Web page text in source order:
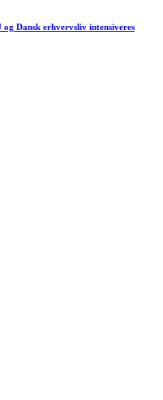
Dansk erhvervsliv intensiveres